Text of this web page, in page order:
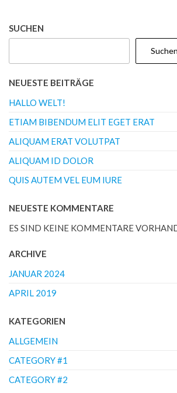
SUCHEN
Suchen
NEUESTE BEITRÄGE
HALLO WELT!
ETIAM BIBENDUM ELIT EGET ERAT
ALIQUAM ERAT VOLUTPAT
ALIQUAM ID DOLOR
QUIS AUTEM VEL EUM IURE
NEUESTE KOMMENTARE
ES SIND KEINE KOMMENTARE
ARCHIVE
JANUAR 2024
APRIL 2019
KATEGORIEN
ALLGEMEIN
CATEGORY #1
CATEGORY #2